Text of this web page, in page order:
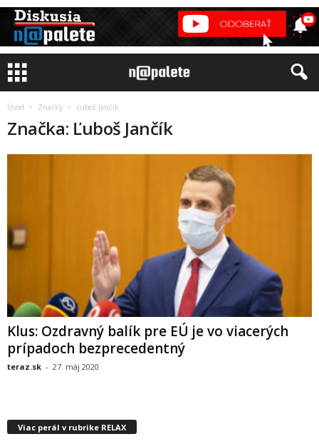
Úvod Značky Ľuboš Jančík
Značka: Ľuboš Jančík
Klus: Ozdravný balík pre EÚ je vo viacerých
prípadoch bezprecedentný
teraz.sk - 27. máj 2020
Viac perál v rubrike RELAX